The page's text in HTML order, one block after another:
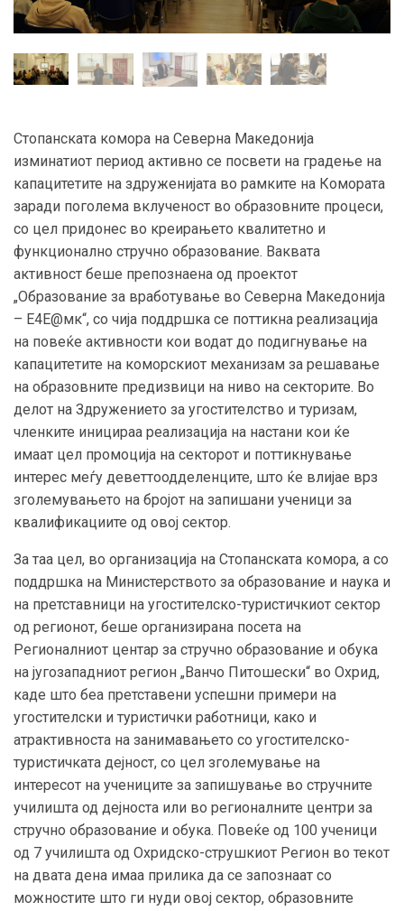
Стопанската комора на Северна Македонија
изминатиот период активно се посвети на градење на
капацитетите на здруженијата во рамките на Комората
заради поголема вклученост во образовните процеси,
со цел придонес во креирањето квалитетно и
функционално стручно образование. Ваквата
активност беше препознаена од проектот
„Образование за вработување во Северна Македонија
– Е4Е@мк“, со чија поддршка се поттикна реализација
на повеќе активности кои водат до подигнување на
капацитетите на коморскиот механизам за решавање
на образовните предизвици на ниво на секторите. Во
делот на Здружението за угостителство и туризам,
членките иницираа реализација на настани кои ќе
имаат цел промоција на секторот и поттикнување
интерес меѓу деветтоодделенците, што ќе влијае врз
зголемувањето на бројот на запишани ученици за
квалификациите од овој сектор.
За таа цел, во организација на Стопанската комора, а со
поддршка на Министерството за образование и наука и
на претставници на угостителско-туристичкиот сектор
од регионот, беше организирана посета на
Регионалниот центар за стручно образование и обука
на југозападниот регион „Ванчо Питошески“ во Охрид,
каде што беа претставени успешни примери на
угостителски и туристички работници, како и
атрактивноста на занимавањето со угостителско-
туристичката дејност, со цел зголемување на
интересот на учениците за запишување во стручните
училишта од дејноста или во регионалните центри за
стручно образование и обука. Повеќе од 100 ученици
од 7 училишта од Охридско-струшкиот Регион во текот
на двата дена имаа прилика да се запознаат со
можностите што ги нуди овој сектор, образовните